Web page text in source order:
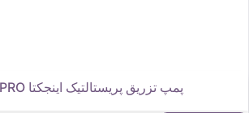
پمپ تزریق پریستالتیک اینجکتا NIKE M PRO